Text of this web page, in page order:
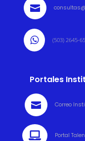

 (503) 2645-
Portales
 Correo
 Portal